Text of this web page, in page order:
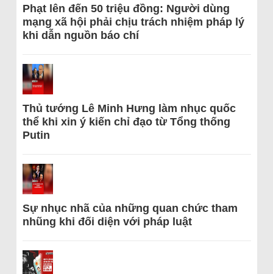
Phạt lên đến 50 triệu đồng: Người dùng
mạng xã hội phải chịu trách nhiệm pháp lý
khi dẫn nguồn báo chí
Thủ tướng Lê Minh Hưng làm nhục quốc
thể khi xin ý kiến chỉ đạo từ Tổng thống
Putin
Sự nhục nhã của những quan chức tham
nhũng khi đối diện với pháp luật